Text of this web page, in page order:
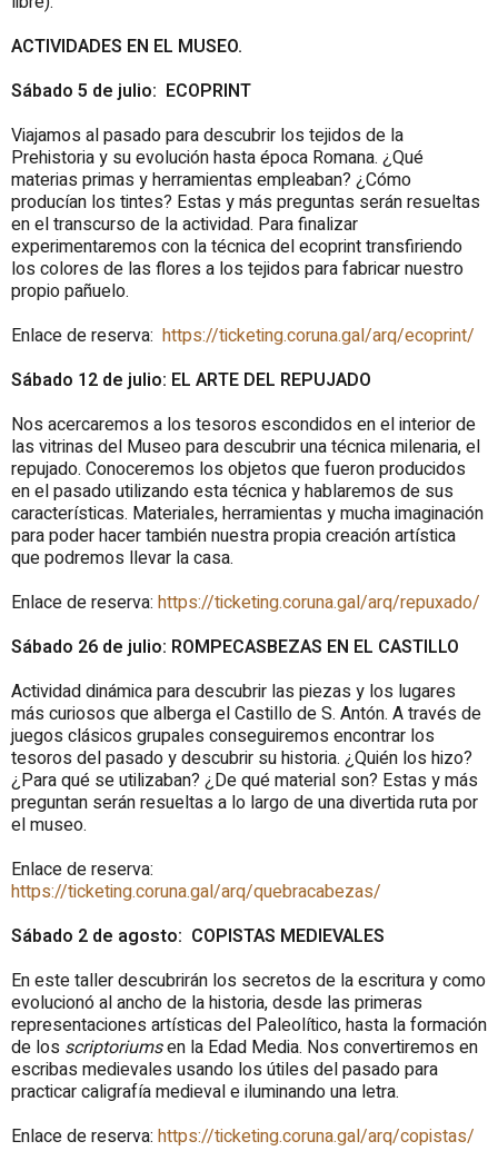
ACTIVIDADES EN EL MUSEO.
Sábado 5 de julio: ECOPRINT
Viajamos al pasado para descubrir los tejidos de la
Prehistoria y su evolución hasta época Romana. ¿Qué
materias primas y herramientas empleaban? ¿Cómo
producían los tintes? Estas y más preguntas serán resueltas
en el transcurso de la actividad. Para finalizar
experimentaremos con la técnica del ecoprint transfiriendo
los colores de las flores a los tejidos para fabricar nuestro
propio pañuelo.
Enlace de reserva: https://ticketing.coruna.gal/arq/ecoprint/
Sábado 12 de julio: EL ARTE DEL REPUJADO
Nos acercaremos a los tesoros escondidos en el interior de
las vitrinas del Museo para descubrir una técnica milenaria, el
repujado. Conoceremos los objetos que fueron producidos
en el pasado utilizando esta técnica y hablaremos de sus
características. Materiales, herramientas y mucha imaginación
para poder hacer también nuestra propia creación artística
que podremos llevar la casa.
Enlace de reserva: https://ticketing.coruna.gal/arq/repuxado/
Sábado 26 de julio: ROMPECASBEZAS EN EL CASTILLO
Actividad dinámica para descubrir las piezas y los lugares
más curiosos que alberga el Castillo de S. Antón. A través de
juegos clásicos grupales conseguiremos encontrar los
tesoros del pasado y descubrir su historia. ¿Quién los hizo?
¿Para qué se utilizaban? ¿De qué material son? Estas y más
preguntan serán resueltas a lo largo de una divertida ruta por
el museo.
Enlace de reserva:
https://ticketing.coruna.gal/arq/quebracabezas/
Sábado 2 de agosto: COPISTAS MEDIEVALES
En este taller descubrirán los secretos de la escritura y como
evolucionó al ancho de la historia, desde las primeras
representaciones artísticas del Paleolítico, hasta la formación
de los scriptoriumsen la Edad Media. Nos convertiremos en
escribas medievales usando los útiles del pasado para
practicar caligrafía medieval e iluminando una letra.
Enlace de reserva: https://ticketing.coruna.gal/arq/copistas/